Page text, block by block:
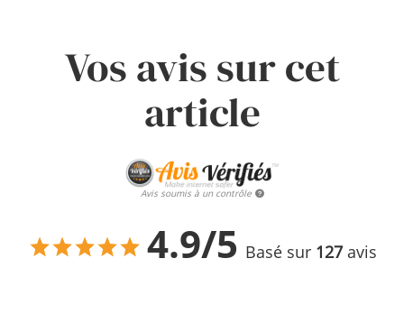
Vos avis sur cet
article
Avis soumis à un contrôle
4.9/5 Basé sur 127avis